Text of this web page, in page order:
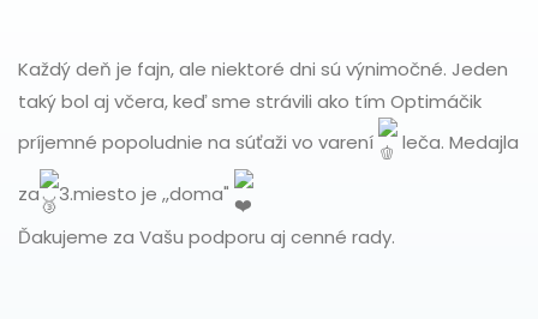
Každý deň je fajn, ale niektoré dni sú výnimočné. Jeden
taký bol aj včera, keď sme strávili ako tím Optimáčik
príjemné popoludnie na súťaži vo varení
leča. Medajla
za
3.miesto je ,,doma"
Ďakujeme za Vašu podporu aj cenné rady.